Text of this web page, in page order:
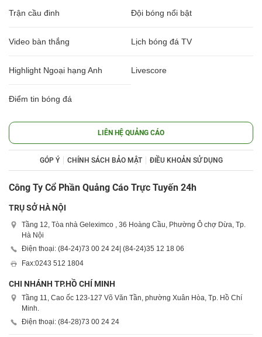
Trận cầu đinh Đội bóng nổi bật
Video bàn thắng Lịch bóng đá TV
Highlight Ngoại hạng Anh Livescore
Điểm tin bóng đá
LIÊN HỆ QUẢNG CÁO
GÓP Ý CHÍNH SÁCH BẢO MẬT ĐIỀU KHOẢN SỬ DỤNG
Công Ty Cổ Phần Quảng Cáo Trực Tuyến 24h
TRỤ SỞ HÀ NỘI
Tầng 12, Tòa nhà Geleximco , 36 Hoàng Cầu, Phường Ô chợ Dừa, Tp.
Hà Nội
Điện thoại: (84-24)73 00 24 24| (84-24)35 12 18 06
Fax:0243 512 1804
CHI NHÁNH TP.HỒ CHÍ MINH
Tầng 11, Cao ốc 123-127 Võ Văn Tần, phường Xuân Hòa, Tp. Hồ Chí
Minh.
Điện thoại: (84-28)73 00 24 24